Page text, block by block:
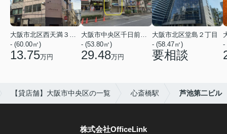
- (60.00㎡)
13.75万円
- (53.80㎡)
29.48万円
大阪市北区堂島２丁目
- (58.47㎡)
要相談
-
【貸店舗】大阪市中央区の一覧 心斎橋駅 芦池第二ビル
株式会社OfficeLink